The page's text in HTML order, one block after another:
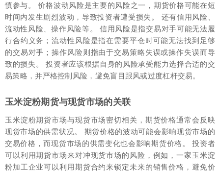
慎参与。 价格波动风险是主要的风险之一，期货价格可能在短
时间内发生剧烈波动，导致投资者遭受损失。 还有信用风险、
流动性风险、操作风险等。 信用风险是指交易对手可能无法履
行合约义务；流动性风险是指在需要平仓时可能无法找到足够
的交易对手；操作风险则指由于交易策略失误或操作失误而导
致的损失。 投资者应该根据自身的风险承受能力选择合适的交
易策略，并严格控制风险，避免盲目跟风或过度杠杆交易。
玉米淀粉期货与现货市场的关联
玉米淀粉期货市场与现货市场密切相关，期货价格通常会反映
现货市场的供需状况。 期货价格的波动可能会影响现货市场的
交易价格，而现货市场的供需变化也会影响期货价格。 投资者
可以利用期货市场来对冲现货市场的风险，例如，一家玉米淀
粉加工企业可以利用期货合约来锁定未来的销售价格，避免价